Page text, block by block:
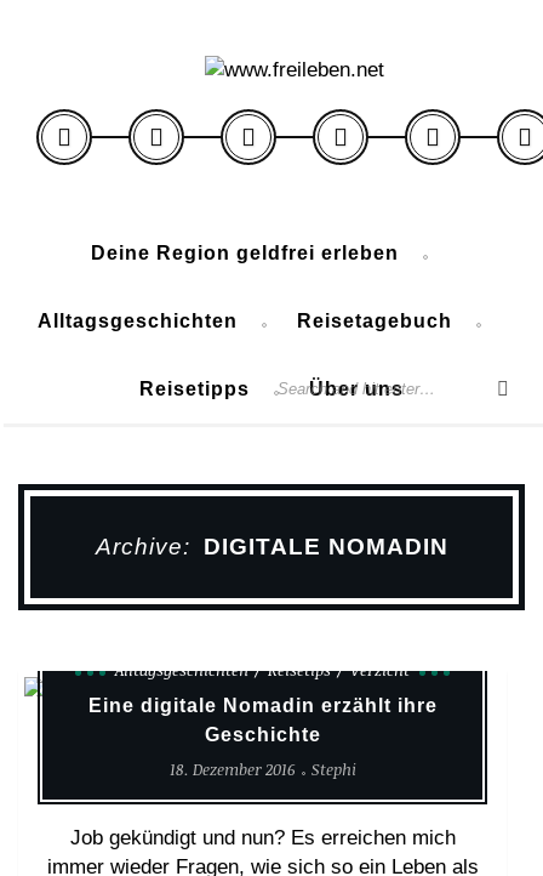
Deine Region geldfrei erleben
Alltagsgeschichten Reisetagebuch
Reisetipps Über uns
Archive: DIGITALE NOMADIN
Alltagsgeschichten Reisetips Verzicht
Eine digitale Nomadin erzählt ihre
Geschichte
18. Dezember 2016 Stephi
Job gekündigt und nun? Es erreichen mich
immer wieder Fragen, wie sich so ein Leben als